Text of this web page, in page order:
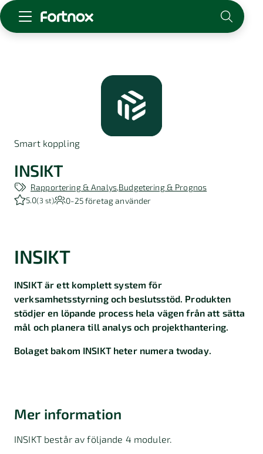
För redovisningsbyrån
Kunskap & inspiration
Logga in
Om Fortnox
Karriär
Kontakt
Smart koppling
INSIKT
Rapportering & Analys Budgetering & Prognos
5.0(3 st) 0-25företag använder
INSIKT
INSIKT är ett komplett system för
verksamhetsstyrning och beslutsstöd. Produkten
stödjer en löpande process hela vägen från att sätta
mål och planera till analys och projekthantering.
Bolaget bakom INSIKT heter numera twoday.
Mer information
INSIKT består av följande 4 moduler.